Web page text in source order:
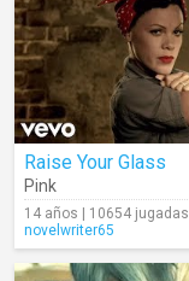
Raise Your Glass
Pink
14 años | 10654 jugadas
novelwriter65